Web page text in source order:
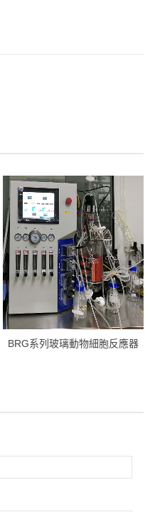
BRG系列玻璃動物細胞反應器